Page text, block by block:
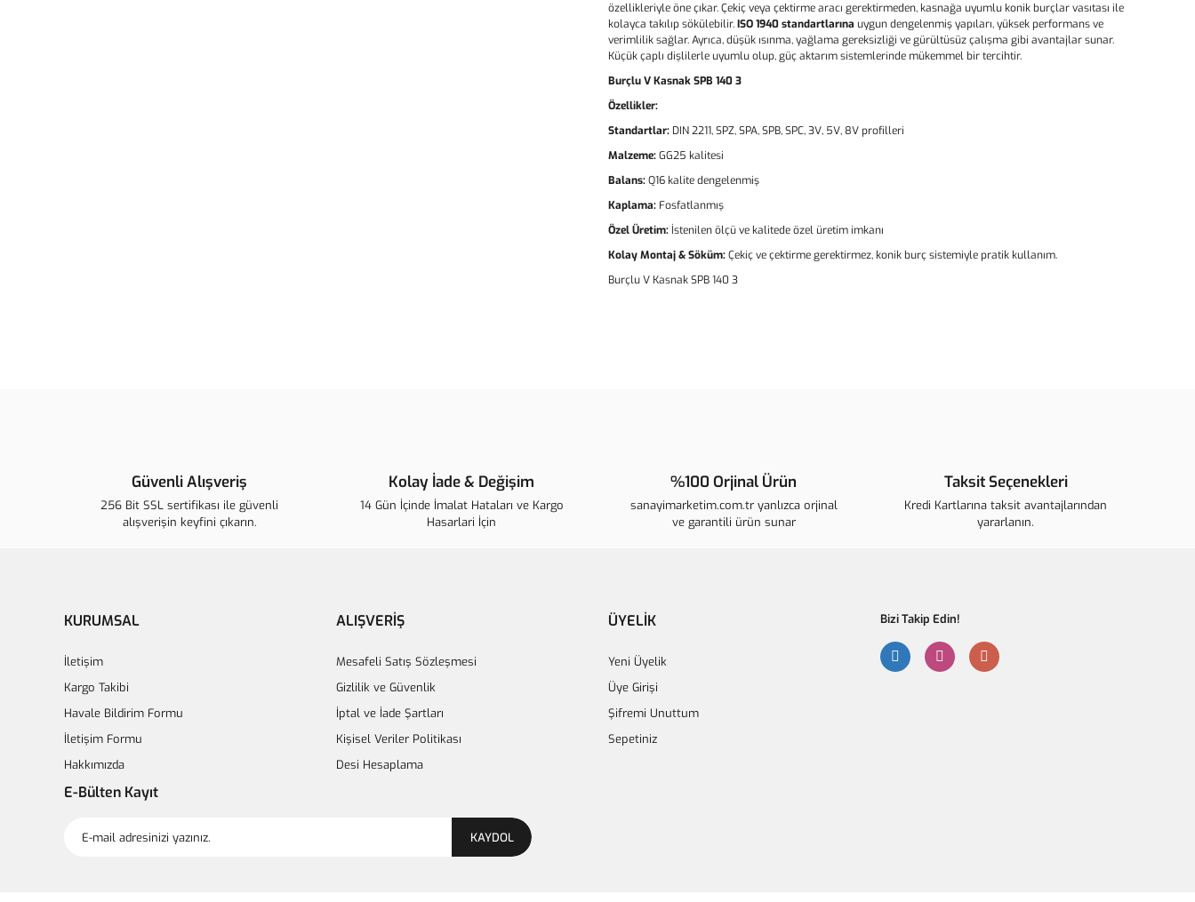
özellikleriyle öne çıkar. Çekiç veya çektirme aracı gerektirmeden, kasnağa uyumlu konik burçlar vasıtası ile
kolayca takılıp sökülebilir.ISO 1940 standartlarına uygun dengelenmiş yapıları, yüksek performans ve
verimlilik sağlar. Ayrıca, düşük ısınma, yağlama gereksizliği ve gürültüsüz çalışma gibi avantajlar sunar.
Küçük çaplı dişlilerle uyumlu olup, güç aktarım sistemlerinde mükemmel bir tercihtir.
Burçlu V Kasnak SPB 140 3
Özellikler:
Standartlar: DIN 2211, SPZ, SPA, SPB, SPC, 3V, 5V, 8V profilleri
Malzeme:GG25 kalitesi
Balans:Q16 kalite dengelenmiş
Kaplama: Fosfatlanmış
Özel Üretim: İstenilen ölçü ve kalitede özel üretim imkanı
Kolay Montaj & Söküm:Çekiç ve çektirme gerektirmez, konik burç sistemiyle pratik kullanım.
Burçlu V Kasnak SPB 140 3
Ürün bilgilerinde hatalar bulunuyor.
Ürün fiyatı diğer sitelerden daha pahalı.
Bu ürüne benzer farklı alternatifler olmalı.
Gönder
Güvenli Alışveriş
256 Bit SSL sertifikası ile güvenli
alışverişin keyfini çıkarın.
Kolay İade & Değişim
14 Gün İçinde İmalat Hataları ve Kargo
Hasarlari İçin
%100 Orjinal Ürün
sanayimarketim.com.tr yanlızca orjinal
ve garantili ürün sunar
Taksit Seçenekleri
Kredi Kartlarına taksit avantajlarından
yararlanın.
KURUMSAL
İletişim
Kargo Takibi
Havale Bildirim Formu
İletişim Formu
Hakkımızda
ALIŞVERİŞ
Mesafeli Satış Sözleşmesi
Gizlilik ve Güvenlik
İptal ve İade Şartları
Kişisel Veriler Politikası
Desi Hesaplama
ÜYELİK
Yeni Üyelik
Üye Girişi
Şifremi Unuttum
Sepetiniz
Bizi Takip Edin!
E-Bülten Kayıt
KAYDOL